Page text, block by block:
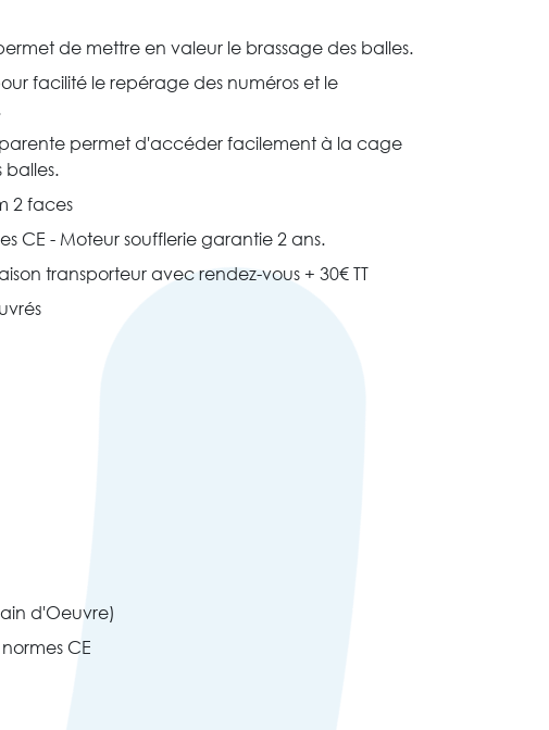
de mettre en valeur le brassage des balles.
facilité le repérage des numéros et le
permet d'accéder facilement à la cage
balles.
2 faces
CE - Moteur soufflerie garantie 2 ans.
transporteur avec rendez-vous + 30€ TT
d'Oeuvre)
CE